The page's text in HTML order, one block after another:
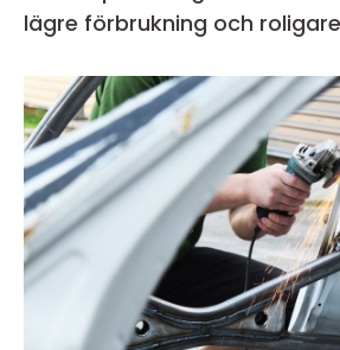
lägre förbrukning och